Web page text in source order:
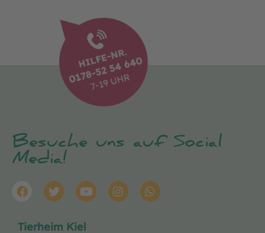
Besuche uns auf Social
Media!
Tierheim Kiel